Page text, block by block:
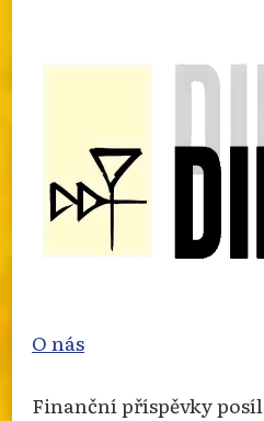
Photo
O nás
Finanční příspěvky